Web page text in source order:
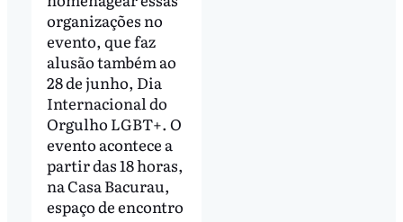
organizações no
evento, que faz
alusão também ao
28 de junho, Dia
Internacional do
Orgulho LGBT+. O
evento acontece a
partir das 18 horas,
na Casa Bacurau,
espaço de encontro